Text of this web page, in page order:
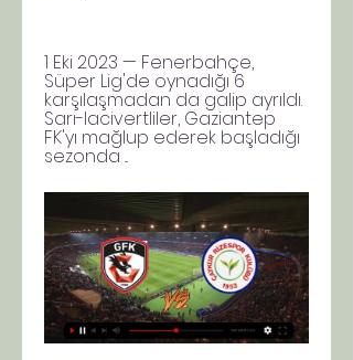
1 Eki 2023 — Fenerbahçe,
Süper Lig'de oynadığı 6
karşılaşmadan da galip ayrıldı.
Sarı-lacivertliler, Gaziantep
FK'yı mağlup ederek başladığı
sezonda ...